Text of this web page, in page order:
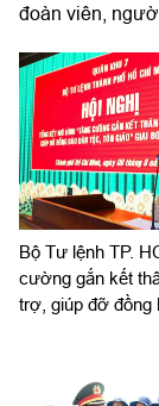
đoàn viên,
Nam dự và
Khánh, Giám
nghị. Dự hội
phòng Công tác
Đại tá Trần Thị
Nam cùng đông
Công ty Cảng
Bộ Tư lệnh TP.
cường gắn kết
trợ, giúp đỡ đồng